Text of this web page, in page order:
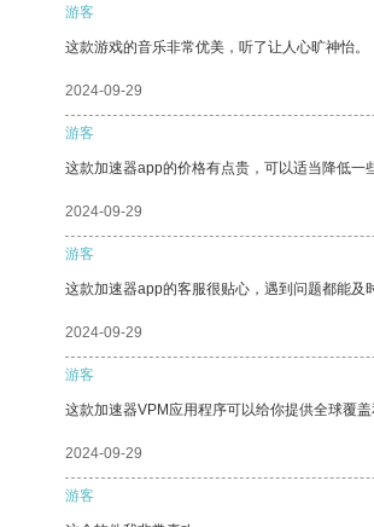
游客
这款游戏的音乐非常优美，听了让人心旷神怡。
2024-09-29
游客
这款加速器app的价格有点贵，可以适当降低一
2024-09-29
游客
这款加速器app的客服很贴心，遇到问题都能及
2024-09-29
游客
这款加速器VPM应用程序可以给你提供全球覆盖
2024-09-29
游客